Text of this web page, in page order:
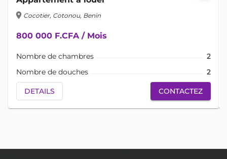
location_on Cocotier, Cotonou, Benin
800 000 F.CFA / Mois
Nombre de chambres
2
Nombre de douches
2
DETAILS CONTACTEZ